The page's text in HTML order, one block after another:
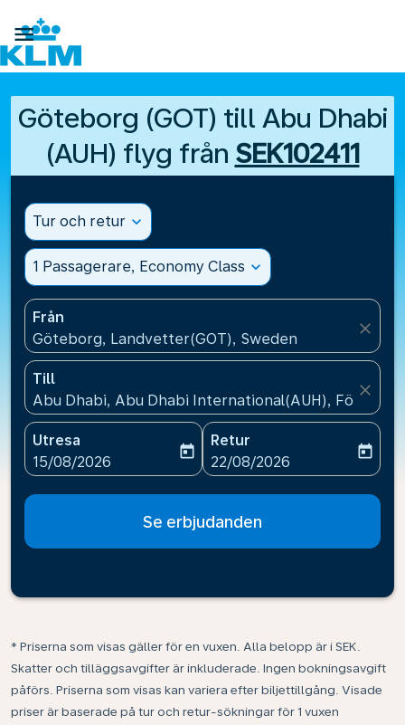

Göteborg (GOT) till Abu Dhabi
(AUH) flyg från SEK102411
Tur och retur expand_more
1 Passagerare, Economy Class expand_more
Från
Göteborg, Landvetter(GOT), Sweden
close
Till
Abu Dhabi, Abu Dhabi International(AUH),
close
Utresa
fc-booking-departure-date-aria-label
15/08/2026
today
Retur
fc-booking-return-date-
22/08/2026
today
Se erbjudanden
* Priserna som visas gäller för en vuxen. Alla belopp är i SEK.
Skatter och tilläggsavgifter är inkluderade. Ingen bokningsavgift
påförs. Priserna som visas kan variera efter biljettillgång. Visade
priser är baserade på tur och retur-sökningar för 1 vuxen